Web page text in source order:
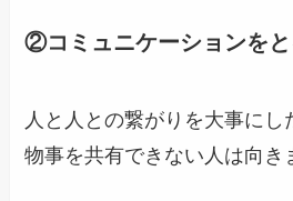
②コミュニケーションを
人と人との繋がりを大事に
物事を共有できない人は向き